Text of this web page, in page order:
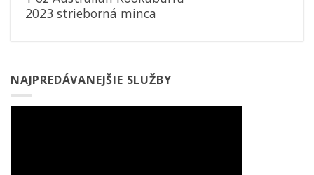
2023 strieborná minca
NAJPREDÁVANEJŠIE SLUŽBY